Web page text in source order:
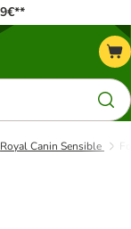
Royal Canin Sensible